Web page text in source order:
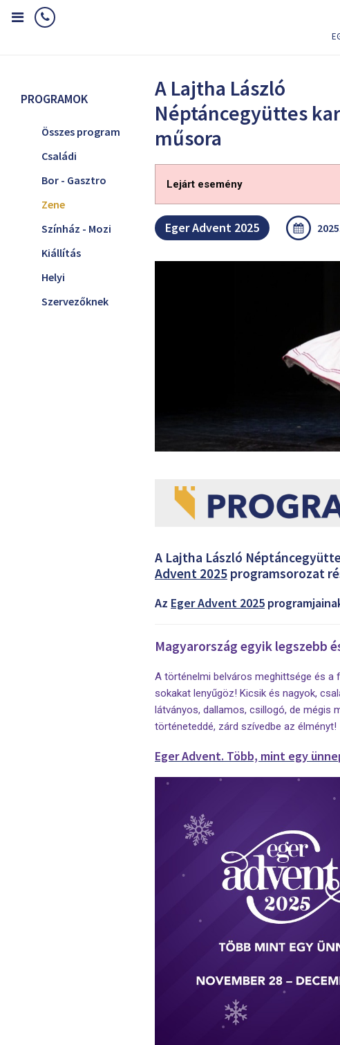
PROGRAMOK
Összes program
Családi
Bor - Gasztro
Zene
Színház - Mozi
Kiállítás
Helyi
Szervezőknek
A Lajtha László
Néptáncegyüttes
műsora
Lejárt esemény
Eger Advent 2025
A Lajtha László
Advent 2025 programsorozat
Az Eger Advent 2025
Magyarország egyik legszebb
A történelmi belváros meghittsége és a
sokakat lenyűgöz! Kicsik és nagyok,
látványos, dallamos, csillogó, de mégis
történeteddé, zárd szívedbe az élményt!
Eger Advent. Több, mint egy